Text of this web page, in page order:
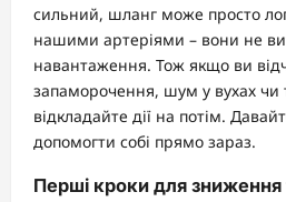
сильний, шланг може просто
нашими артеріями – вони не
навантаження. Тож якщо ви
запаморочення, шум у вухах чи
відкладайте дії на потім.
допомогти собі прямо зараз.
Перші кроки для